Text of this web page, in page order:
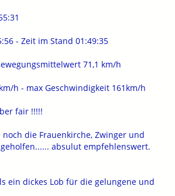
- Zeit im Stand 01:49:35
71,1 km/h
h - max Geschwindigkeit 161km/h
fair !!!!!
die Frauenkirche, Zwinger und
absulut empfehlenswert.
ein dickes Lob für die gelungene und